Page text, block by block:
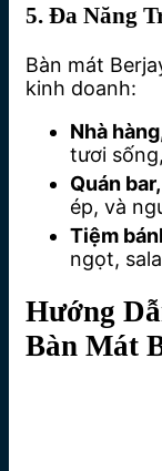
5. Đa Năng
Bàn mát
kinh doanh:
Nhà
tươi
Quán
ép, và
Tiệm
ngọt,
Hướng
Bàn Mát